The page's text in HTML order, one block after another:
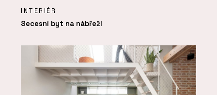
INTERIÉR
Secesní byt na nábřeží